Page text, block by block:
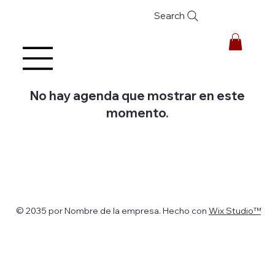
Search
No hay agenda que mostrar en este
momento.
© 2035 por Nombre de la empresa. Hecho con Wix Studio™